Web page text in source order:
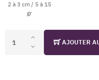
2 à 3 cm / 5 à 15
gr
AJOUTER